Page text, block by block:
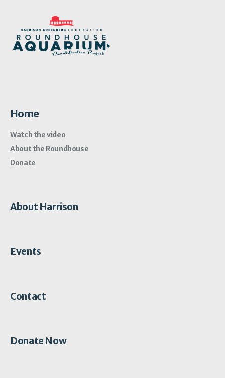
Home
Watch the video
About the Roundhouse
Donate
About Harrison
Events
Contact
Donate Now